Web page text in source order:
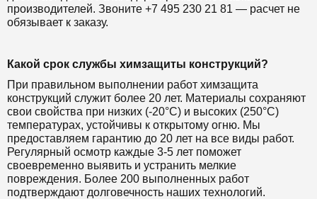
производителей. Звоните +7 495 230 21 81 — расчет не
обязывает к заказу.
Какой срок службы химзащиты конструкций?
При правильном выполнении работ химзащита
конструкций служит более 20 лет. Материалы сохраняют
свои свойства при низких (-20°C) и высоких (250°C)
температурах, устойчивы к открытому огню. Мы
предоставляем гарантию до 20 лет на все виды работ.
Регулярный осмотр каждые 3-5 лет поможет
своевременно выявить и устранить мелкие
повреждения. Более 200 выполненных работ
подтверждают долговечность наших технологий.